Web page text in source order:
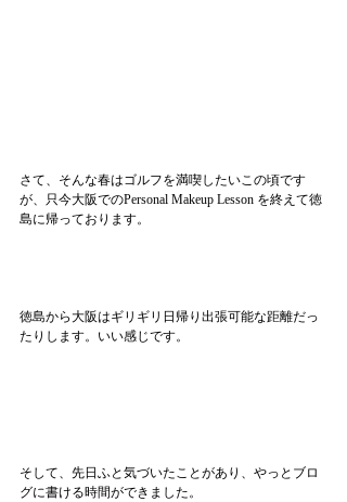
さて、そんな春はゴルフを満喫したいこの頃です
が、只今大阪でのPersonal Makeup Lesson を終えて徳
島に帰っております。
徳島から大阪はギリギリ日帰り出張可能な距離だっ
たりします。いい感じです。
そして、先日ふと気づいたことがあり、やっとブロ
グに書ける時間ができました。